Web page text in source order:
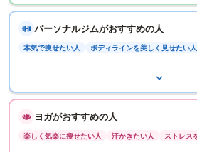
パーソナルジムがおすすめの人
本気で痩せたい人 ボディラインを美しく見せたい人
ヨガがおすすめの人
楽しく気楽に痩せたい人 汗かきたい人 ストレス